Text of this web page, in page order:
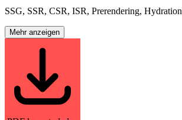
SSG, SSR, CSR, ISR, Prerendering,
Mehr anzeigen